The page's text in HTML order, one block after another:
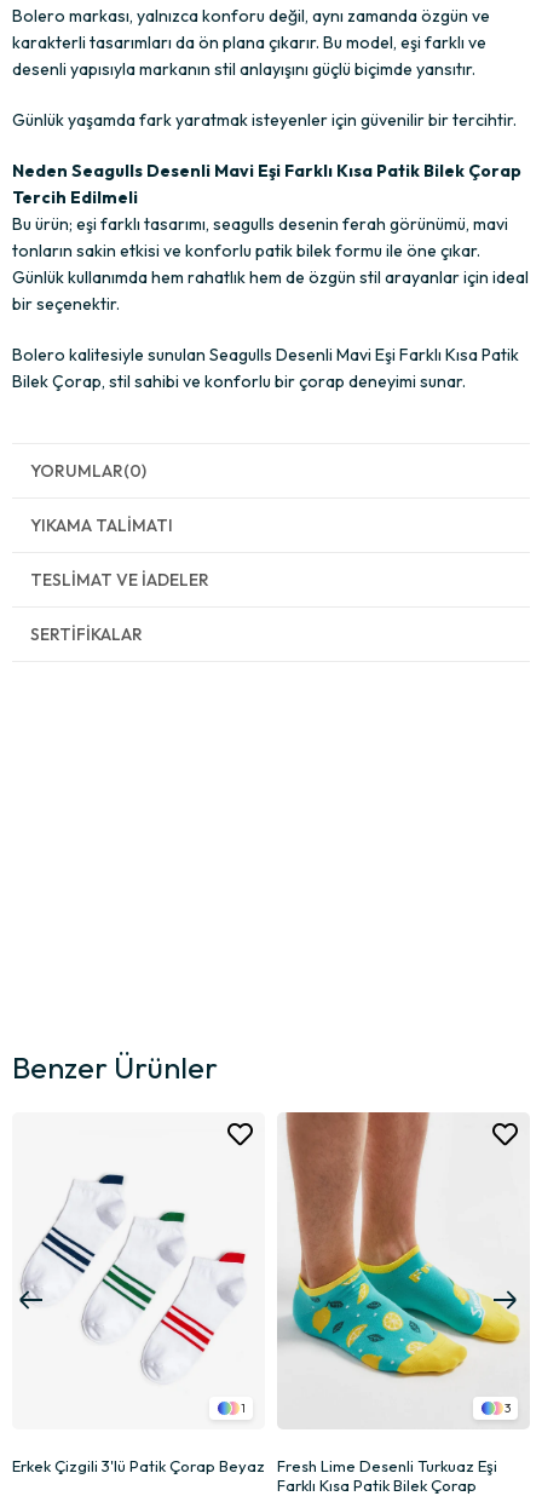
Bolero markası, yalnızca konforu değil, aynı zamanda özgün ve
karakterli tasarımları da ön plana çıkarır. Bu model, eşi farklı ve
desenli yapısıyla markanın stil anlayışını güçlü biçimde yansıtır.
Günlük yaşamda fark yaratmak isteyenler için güvenilir bir tercihtir.
Neden Seagulls Desenli Mavi Eşi Farklı Kısa Patik Bilek Çorap
Tercih Edilmeli
Bu ürün; eşi farklı tasarımı, seagulls desenin ferah görünümü, mavi
tonların sakin etkisi ve konforlu patik bilek formu ile öne çıkar.
Günlük kullanımda hem rahatlık hem de özgün stil arayanlar için ideal
bir seçenektir.
Bolero kalitesiyle sunulan Seagulls Desenli Mavi Eşi Farklı Kısa Patik
Bilek Çorap, stil sahibi ve konforlu bir çorap deneyimi sunar.
YORUMLAR(0)
YIKAMA TALIMATI
TESLIMAT VE İADELER
SERTIFIKALAR
Benzer Ürünler
1
Erkek Çizgili 3'lü Patik Çorap Beyaz
3
Fresh Lime Desenli Turkuaz Eşi
Farklı Kısa Patik Bilek Çorap